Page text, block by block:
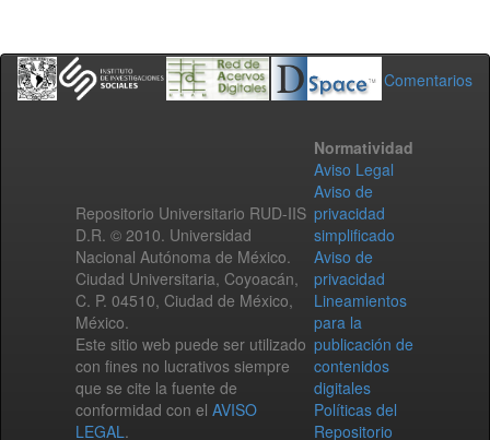
Comentarios
Repositorio Universitario RUD-IIS
D.R. © 2010. Universidad
Nacional Autónoma de México.
Ciudad Universitaria, Coyoacán,
C. P. 04510, Ciudad de México,
México.
Este sitio web puede ser utilizado
con fines no lucrativos siempre
que se cite la fuente de
conformidad con el AVISO
LEGAL.
Normatividad
Aviso Legal
Aviso de
privacidad
simplificado
Aviso de
privacidad
Lineamientos
para la
publicación de
contenidos
digitales
Políticas del
Repositorio